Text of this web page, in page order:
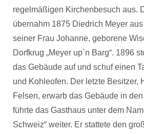
regelmäßigen Kirchenbesuch aus.
übernahm 1875 Diedrich Meyer
seiner Frau Johanne, geborene
Dorfkrug „Meyer up`n Barg“. 1896
das Gebäude auf und schuf einen
und Kohleofen. Der letzte Besitzer,
Felsen, erwarb das Gebäude in
führte das Gasthaus unter dem
Schweiz“ weiter. Er stattete den